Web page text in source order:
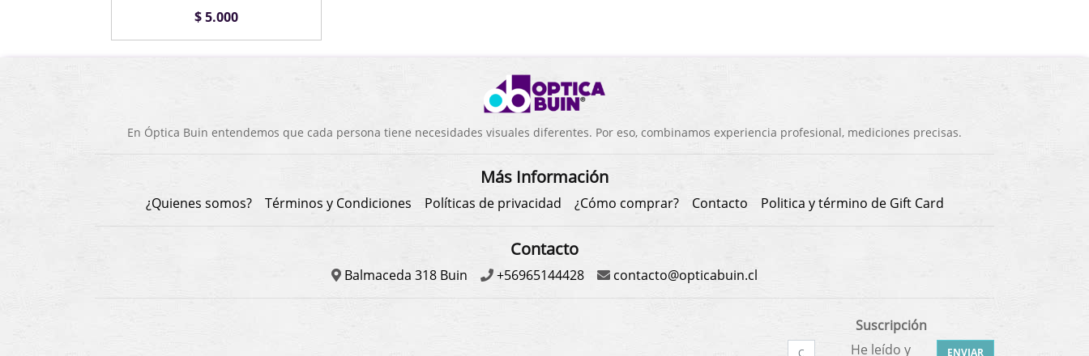
$ 5.000
En Óptica Buin entendemos que cada persona tiene necesidades visuales diferentes. Por eso, combinamos experiencia profesional, mediciones precisas.
Más Información
¿Quienes somos? Términos y Condiciones Políticas de privacidad ¿Cómo comprar? Contacto Politica y término de Gift Card
Contacto
Balmaceda 318 Buin +56965144428 contacto@opticabuin.cl
Suscripción
He leído y
ENVIAR